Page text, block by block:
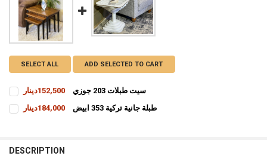
SELECT ALL ADD SELECTED TO CART
سيت طبلات 203 جوزي
152,500دينار
CURRENT
STOCK:
QUANTITY:
طبلة جانية تركية 353 ابيض
184,000دينار
DESCRIPTION